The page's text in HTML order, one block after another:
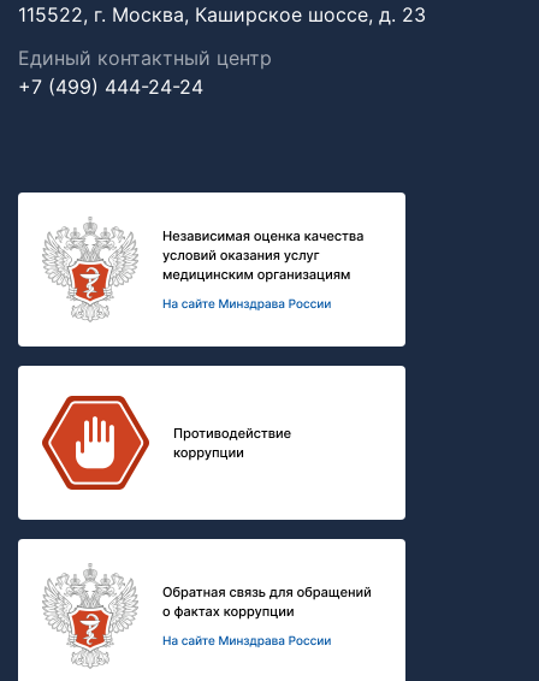
115522, г. Москва, Каширское шоссе, д. 23
Единый контактный центр
+7 (499) 444-24-24